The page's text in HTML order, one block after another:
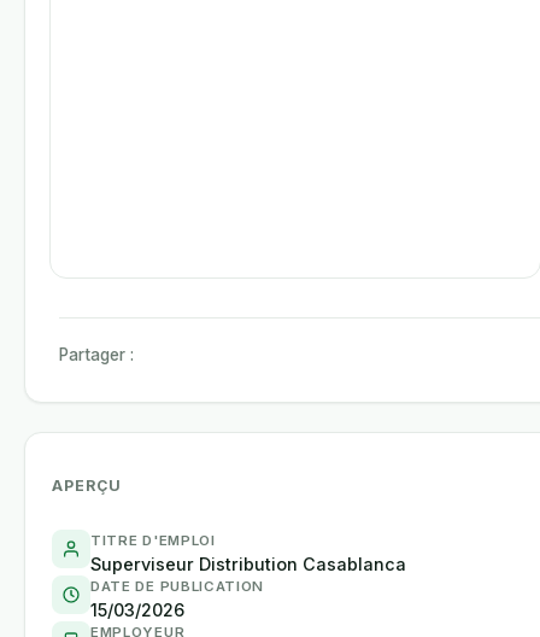
Partager :
APERÇU
TITRE D'EMPLOI
Superviseur Distribution Casablanca
DATE DE PUBLICATION
15/03/2026
EMPLOYEUR